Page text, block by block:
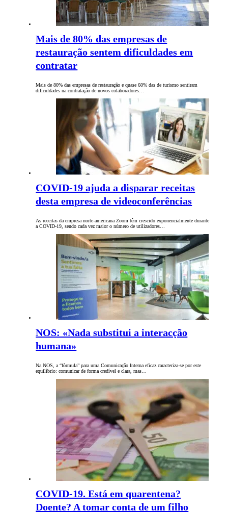
Mais de 80% das empresas de
restauração sentem dificuldades em
contratar
Mais de 80% das empresas de restauração e quase 60% das de turismo sentiram
dificuldades na contratação de novos colaboradores…
COVID-19 ajuda a disparar receitas
desta empresa de videoconferências
As receitas da empresa norte-americana Zoom têm crescido exponencialmente durante
a COVID-19, sendo cada vez maior o número de utilizadores…
NOS: «Nada substitui a interacção
humana»
Na NOS, a “fórmula” para uma Comunicação Interna eficaz caracteriza-se por este
equilíbrio: comunicar de forma credível e clara, mas…
COVID-19. Está em quarentena?
Doente? A tomar conta de um filho